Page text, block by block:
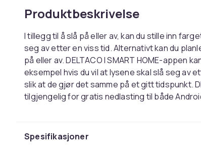
Produktbeskrivelse
I tillegg til å slå på eller av, kan du stille inn
seg av etter en viss tid. Alternativt kan du
på eller av. DELTACO I SMART HOME-appen
eksempel hvis du vil at lysene skal slå seg av
slik at de gjør det samme på et gitt tidspunkt.
tilgjengelig for gratis nedlasting til både
Vekt
Spesifikasjoner